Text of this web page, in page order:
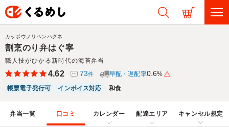
割烹のり弁はぐ寧
職人技がひかる新時代の海苔弁当
カッポウノリベンハグネ
4.62 73件 早配・遅配率0.6%
帳票電子発行可
インボイス対応 和食
弁当一覧 口コミ カレンダー 配達エリア キャンセル規定